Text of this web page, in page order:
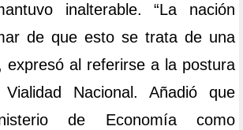
inalterable. “La nación
de que esto se trata de una
expresó al referirse a la postura
Nacional. Añadió que
de Economía como